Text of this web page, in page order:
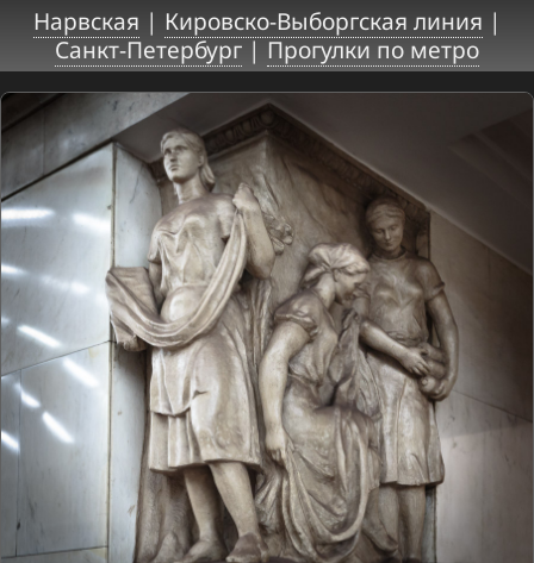
Нарвская | Кировско-Выборгская линия |
Санкт-Петербург|Прогулки по метро